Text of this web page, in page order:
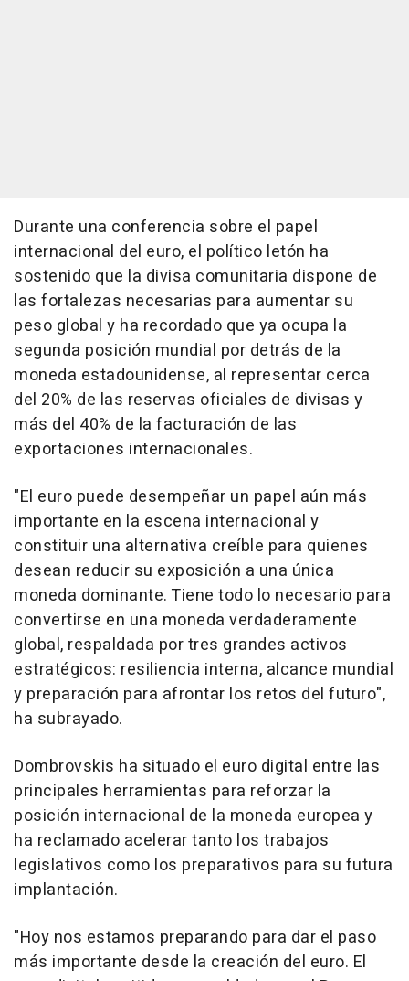
Durante una conferencia sobre el papel
internacional del euro, el político letón ha
sostenido que la divisa comunitaria dispone de
las fortalezas necesarias para aumentar su
peso global y ha recordado que ya ocupa la
segunda posición mundial por detrás de la
moneda estadounidense, al representar cerca
del 20% de las reservas oficiales de divisas y
más del 40% de la facturación de las
exportaciones internacionales.
"El euro puede desempeñar un papel aún más
importante en la escena internacional y
constituir una alternativa creíble para quienes
desean reducir su exposición a una única
moneda dominante. Tiene todo lo necesario para
convertirse en una moneda verdaderamente
global, respaldada por tres grandes activos
estratégicos: resiliencia interna, alcance mundial
y preparación para afrontar los retos del futuro",
ha subrayado.
Dombrovskis ha situado el euro digital entre las
principales herramientas para reforzar la
posición internacional de la moneda europea y
ha reclamado acelerar tanto los trabajos
legislativos como los preparativos para su futura
implantación.
"Hoy nos estamos preparando para dar el paso
más importante desde la creación del euro. El